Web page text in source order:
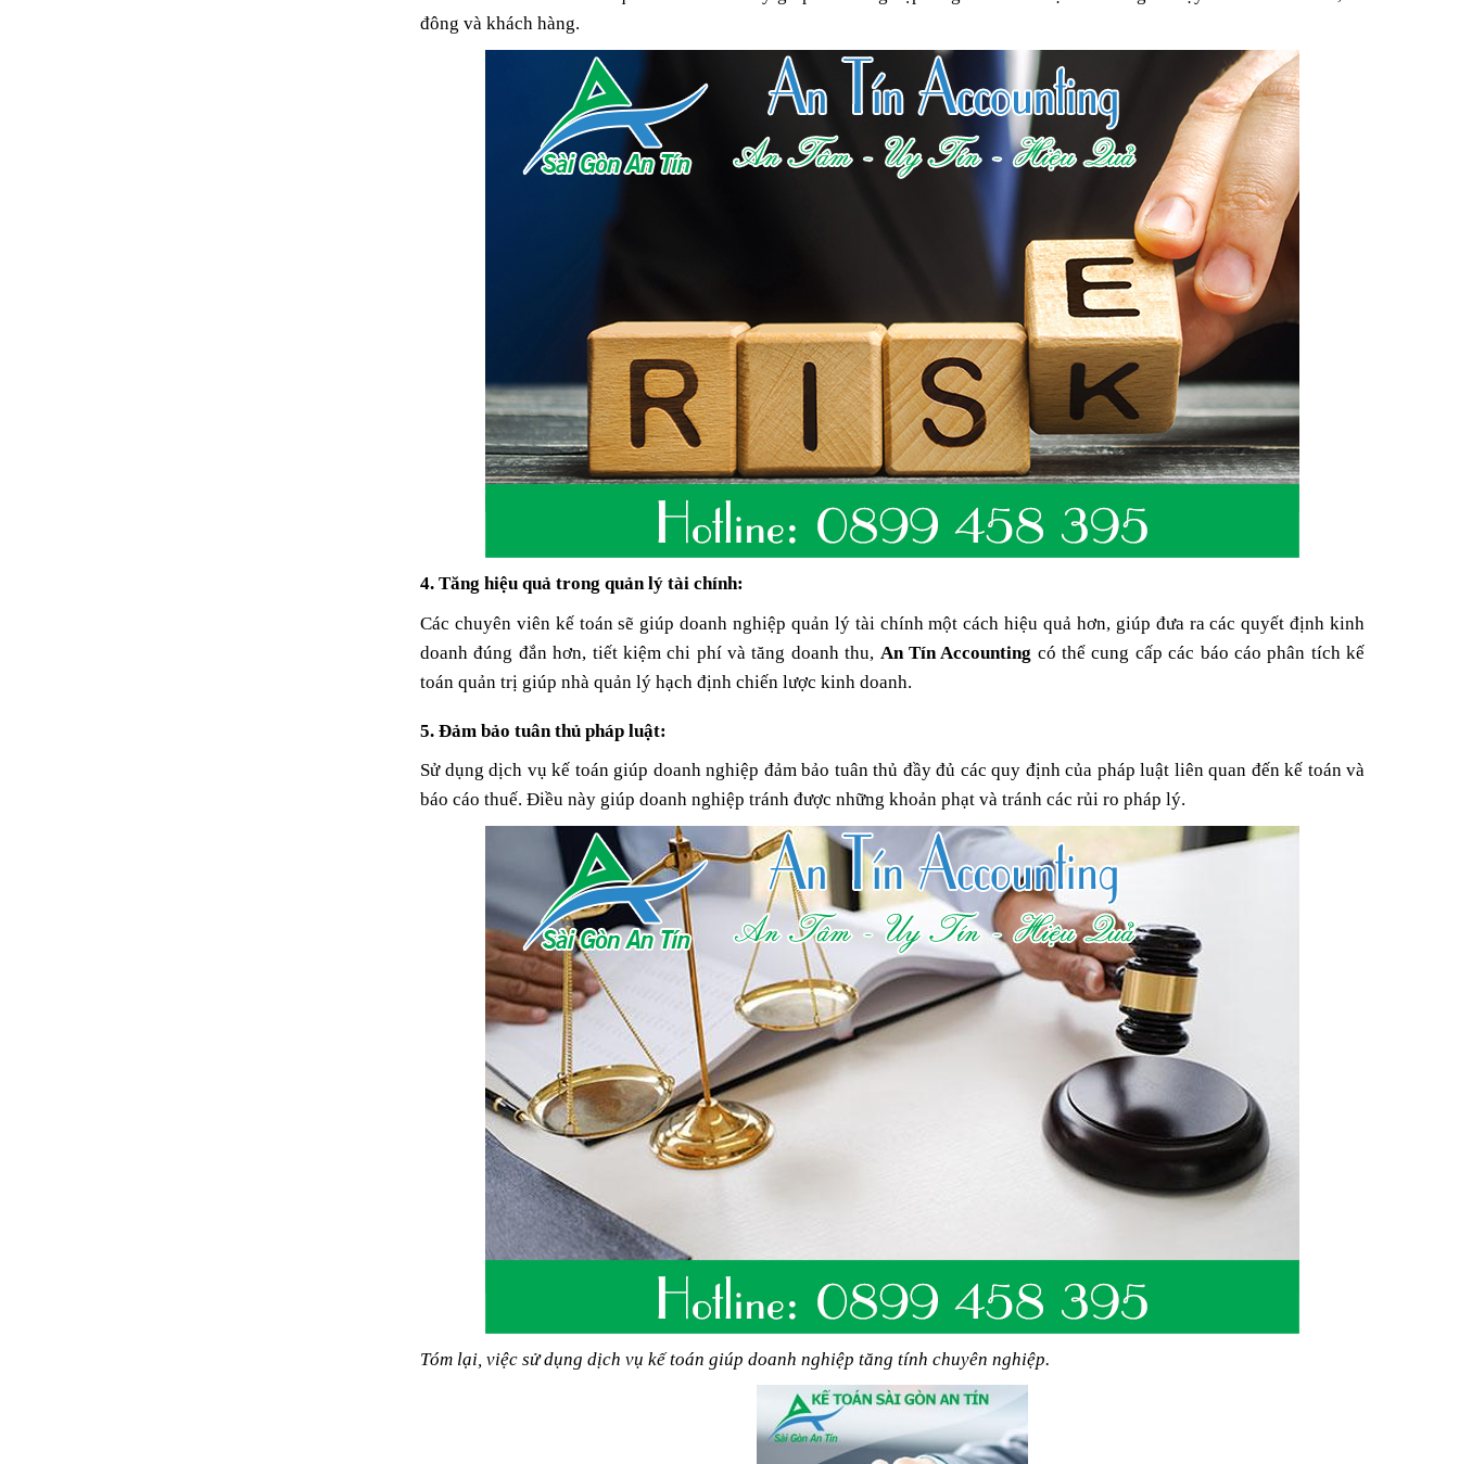
đông và khách hàng.
4. Tăng hiệu quả trong quản lý tài chính:
Các chuyên viên kế toán sẽ giúp doanh nghiệp quản lý tài chính một cách hiệu quả hơn, giúp đưa ra các quyết định kinh
doanh đúng đắn hơn, tiết kiệm chi phí và tăng doanh thu, An Tín Accounting có thể cung cấp các báo cáo phân tích kế
toán quản trị giúp nhà quản lý hạch định chiến lược kinh doanh.
5. Đảm bảo tuân thủ pháp luật:
Sử dụng dịch vụ kế toán giúp doanh nghiệp đảm bảo tuân thủ đầy đủ các quy định của pháp luật liên quan đến kế toán và
báo cáo thuế. Điều này giúp doanh nghiệp tránh được những khoản phạt và tránh các rủi ro pháp lý.
Tóm lại, việc sử dụng dịch vụ kế toán giúp doanh nghiệp tăng tính chuyên nghiệp.